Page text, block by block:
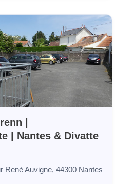
|
| Nantes & Divatte
René Auvigne, 44300 Nantes